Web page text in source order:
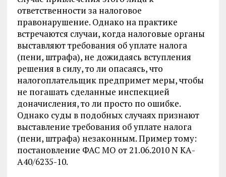
ответственности за налоговое
правонарушение. Однако на практике
встречаются случаи, когда налоговые органы
выставляют требования об уплате налога
(пени, штрафа), не дожидаясь вступления
решения в силу, то ли опасаясь, что
налогоплательщик предпримет меры, чтобы
не погашать сделанные инспекцией
доначисления, то ли просто по ошибке.
Однако суды в подобных случаях признают
выставление требования об уплате налога
(пени, штрафа) незаконным. Пример тому:
постановление ФАС МО от 21.06.2010 N КА-
А40/6235-10.